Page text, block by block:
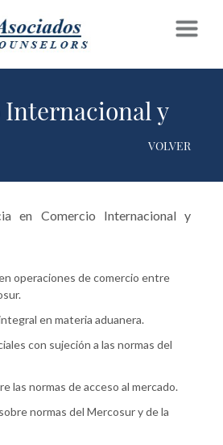
y
VOLVER
en Comercio Internacional y
operaciones de comercio entre
en materia aduanera.
con sujeción a las normas del
las normas de acceso al mercado.
normas del Mercosur y de la